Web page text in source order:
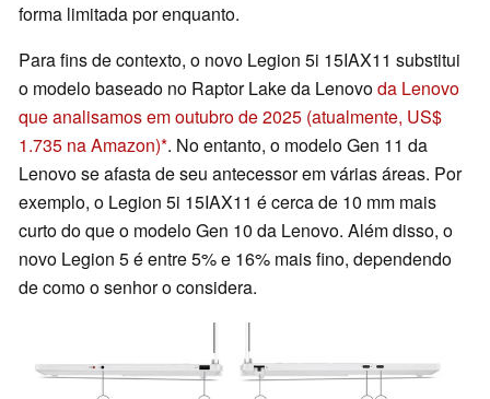
forma limitada por enquanto.
Para fins de contexto, o novo Legion 5i 15IAX11 substitui
o modelo baseado no Raptor Lake da Lenovoda Lenovo
que analisamos em outubro de 2025 (atualmente, US$
1.735 na Amazon) . No entanto, o modelo Gen 11 da
Lenovo se afasta de seu antecessor em várias áreas. Por
exemplo, o Legion 5i 15IAX11 é cerca de 10 mm mais
curto do que o modelo Gen 10 da Lenovo. Além disso, o
novo Legion 5 é entre 5% e 16% mais fino, dependendo
de como o senhor o considera.